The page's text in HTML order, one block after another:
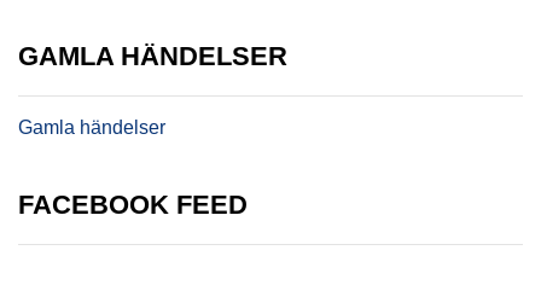
GAMLA HÄNDELSER
Gamla händelser
FACEBOOK FEED